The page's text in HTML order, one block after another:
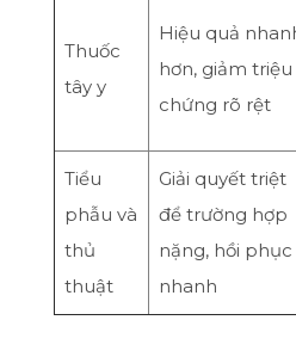
Thuốc
tây y
Hiệu quả
hơn, giảm triệu
chứng rõ rệt
Tiểu
phẫu và
thủ
thuật
Giải quyết triệt
để trường hợp
nặng, hồi phục
nhanh